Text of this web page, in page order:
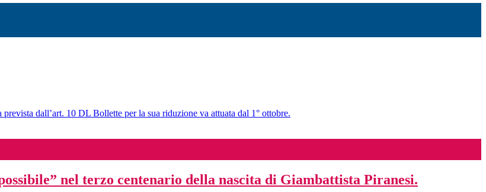
dall’art. 10 DL Bollette per la sua riduzione va attuata dal 1° ottobre.
nel terzo centenario della nascita di Giambattista Piranesi.